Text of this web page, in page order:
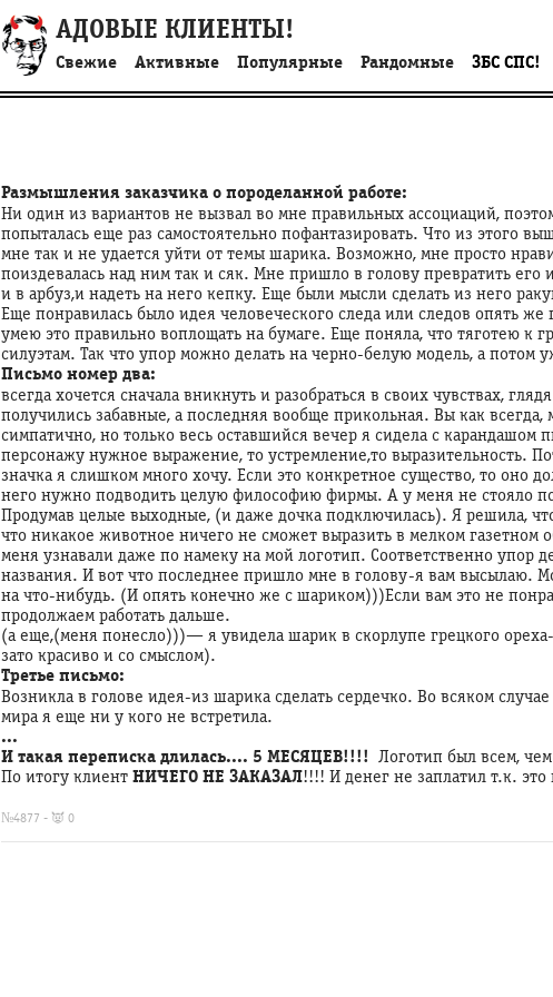
АДОВЫЕ КЛИЕНТЫ!
Свежие Активные Популярные Рандомные ЗБС СПС!
Размышления заказчика о породеланной работе:
Ни один из вариантов не вызвал во мне правильных ассоциаций,
попыталась еще раз самостоятельно пофантазировать. Что из этого
мне так и не удается уйти от темы шарика. Возможно, мне просто
поиздевалась над ним так и сяк. Мне пришло в голову превратить его
и в арбуз,и надеть на него кепку. Еще были мысли сделать из него
Еще понравилась было идея человеческого следа или следов опять
умею это правильно воплощать на бумаге. Еще поняла, что тяготею к
силуэтам. Так что упор можно делать на черно-белую модель, а потом
Письмо номер два:
всегда хочется сначала вникнуть и разобраться в своих чувствах,
получились забавные, а последняя вообще прикольная. Вы как
симпатично, но только весь оставшийся вечер я сидела с карандашом
персонажу нужное выражение, то устремление,то выразительность.
значка я слишком много хочу. Если это конкретное существо, то оно
него нужно подводить целую философию фирмы. А у меня не стояло
Продумав целые выходные, (и даже дочка подключилась). Я решила,
что никакое животное ничего не сможет выразить в мелком газетном
меня узнавали даже по намеку на мой логотип. Соответственно упор
названия. И вот что последнее пришло мне в голову-я вам высылаю.
на что-нибудь. (И опять конечно же с шариком)))Если вам это не
продолжаем работать дальше.
(а еще,(меня понесло)))— я увидела шарик в скорлупе грецкого
зато красиво и со смыслом).
Третье письмо:
Возникла в голове идея-из шарика сделать сердечко. Во всяком
мира я еще ни у кого не встретила.
...
И такая переписка длилась.... 5 МЕСЯЦЕВ!!!! Логотип был всем,
По итогу клиент НИЧЕГО НЕ ЗАКАЗАЛ!!!! И денег не заплатил т.к.
№4877 - 👿 0
заказчика